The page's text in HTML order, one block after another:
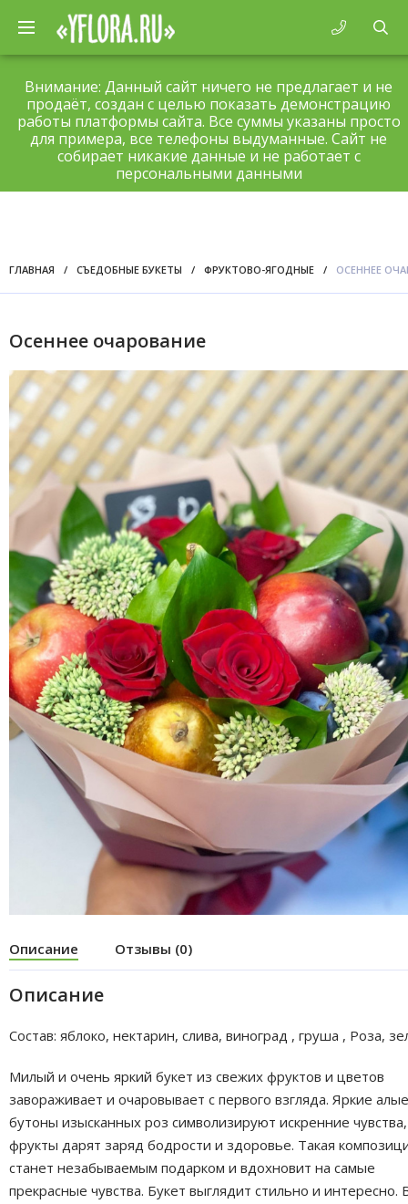
Внимание: Данный сайт ничего не предлагает и не
продаёт, создан с целью показать демонстрацию
работы платформы сайта. Все суммы указаны просто
для примера, все телефоны выдуманные. Сайт не
собирает никакие данные и не работает с
персональными данными
ГЛАВНАЯ / СЪЕДОБНЫЕ БУКЕТЫ / ФРУКТОВО-ЯГОДНЫЕ / ОСЕННЕЕ
Осеннее очарование
Описание Отзывы (0)
Описание
Состав: яблоко, нектарин, слива, виноград , груша , Роза,
Милый и очень яркий букет из свежих фруктов и цветов
завораживает и очаровывает с первого взгляда. Яркие алые
бутоны изысканных роз символизируют искренние
фрукты дарят заряд бодрости и здоровье. Такая
станет незабываемым подарком и вдохновит на самые
прекрасные чувства. Букет выглядит стильно и интересно.